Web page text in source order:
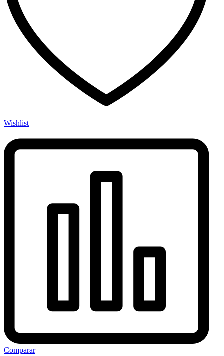
Wishlist
Comparar